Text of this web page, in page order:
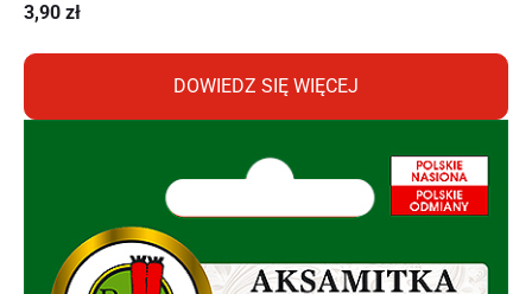
3,90 zł
DOWIEDZ SIĘ WIĘCEJ